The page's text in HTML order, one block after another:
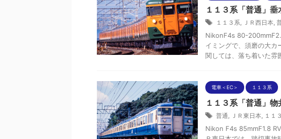
１１３系「普通」
１１３系, ＪＲ西日本,
NikonF4s 80-
イミングで、須磨の大カ
関しては、落ち着いた雰
電車＜EC＞ １１３系
１１３系「普通」
普通, ＪＲ東日本, １１
Nikon F4s 85mmF1.8